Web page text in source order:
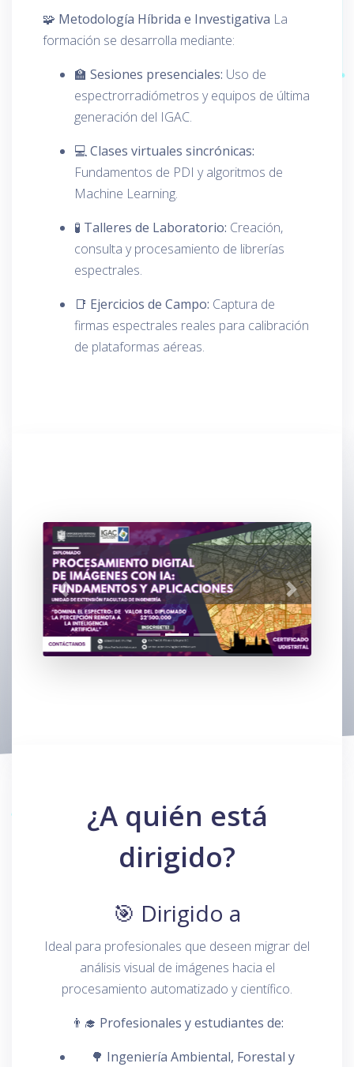
🧩 Metodología Híbrida e Investigativa La
formación se desarrolla mediante:
🏫 Sesiones presenciales: Uso de
espectrorradiómetros y equipos de última
generación del IGAC.
💻Clases virtuales sincrónicas:
Fundamentos de PDI y algoritmos de
Machine Learning.
🧪 Talleres de Laboratorio: Creación,
consulta y procesamiento de librerías
espectrales.
📑 Ejercicios de Campo: Captura de
firmas espectrales reales para calibración
de plataformas aéreas.
Siguiente Anterior
¿A quién está
dirigido?
🎯 Dirigido a
Ideal para profesionales que deseen migrar del
análisis visual de imágenes hacia el
procesamiento automatizado y científico.
👨‍🎓 Profesionales y estudiantes de:
🌳 Ingeniería Ambiental, Forestal y